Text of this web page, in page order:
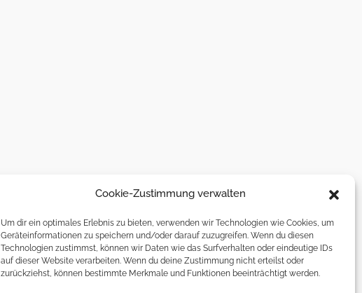
Cookie-Zustimmung verwalten
Um dir ein optimales Erlebnis zu bieten, verwenden wir Technologien wie Cookies, um
Geräteinformationen zu speichern und/oder darauf zuzugreifen. Wenn du diesen
Technologien zustimmst, können wir Daten wie das Surfverhalten oder eindeutige IDs
auf dieser Website verarbeiten. Wenn du deine Zustimmung nicht erteilst oder
zurückziehst, können bestimmte Merkmale und Funktionen beeinträchtigt werden.